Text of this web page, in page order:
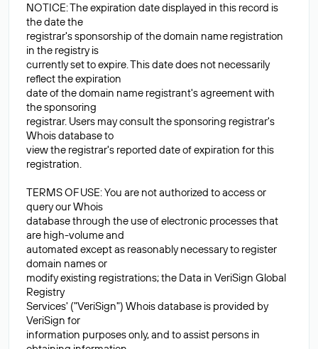
NOTICE: The expiration date displayed in this record is
the date the
registrar's sponsorship of the domain name registration
in the registry is
currently set to expire. This date does not necessarily
reflect the expiration
date of the domain name registrant's agreement with
the sponsoring
registrar. Users may consult the sponsoring registrar's
Whois database to
view the registrar's reported date of expiration for this
registration.
TERMS OF USE: You are not authorized to access or
query our Whois
database through the use of electronic processes that
are high-volume and
automated except as reasonably necessary to register
domain names or
modify existing registrations; the Data in VeriSign Global
Registry
Services' ("VeriSign") Whois database is provided by
VeriSign for
information purposes only, and to assist persons in